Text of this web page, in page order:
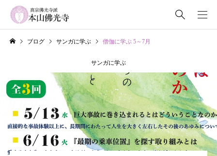
ブログ サンガに学ぶ 僧伽に学ぶ 5～7月
サンガに学ぶ